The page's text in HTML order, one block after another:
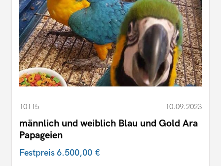
10115 10.09.2023
männlich und weiblich Blau und Gold Ara
Papageien
Festpreis6.500,00 €